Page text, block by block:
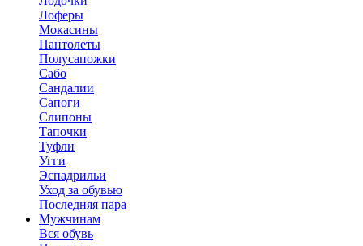
Лоферы
Мокасины
Пантолеты
Полусапожки
Сабо
Сандалии
Сапоги
Слипоны
Тапочки
Туфли
Угги
Эспадрильи
Уход за обувью
Последняя пара
Мужчинам
Вся обувь